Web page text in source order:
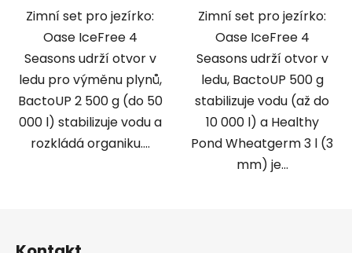
Zimní set pro jezírko:
Oase IceFree 4
Seasons udrží otvor v
ledu pro výměnu plynů,
BactoUP 2 500 g (do 50
000 l) stabilizuje vodu a
rozkládá organiku....
Zimní set pro jezírko:
Oase IceFree 4
Seasons udrží otvor v
ledu, BactoUP 500 g
stabilizuje vodu (až do
10 000 l) a Healthy
Pond Wheatgerm 3 l (3
mm) je...